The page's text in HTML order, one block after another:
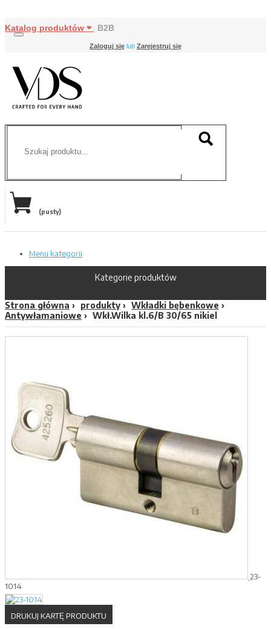
Katalog produktów B2B
Zaloguj się lub Zarejestruj się
(pusty)
Menu kategorii
Kategorie produktów
Strona główna produkty
Wkładki bębenkowe
Antywłamaniowe
Wkł.Wilka kl.6/B 30/65 nikiel
23-
1014
DRUKUJ KARTĘ PRODUKTU